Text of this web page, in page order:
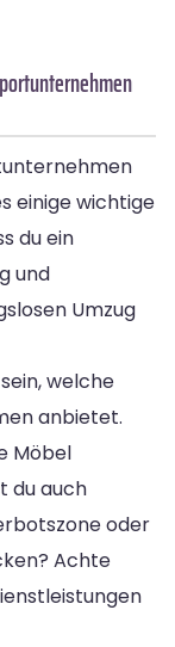
einige wichtige
du ein
und
Umzug
welche
anbietet.
Möbel
du auch
oder
Achte